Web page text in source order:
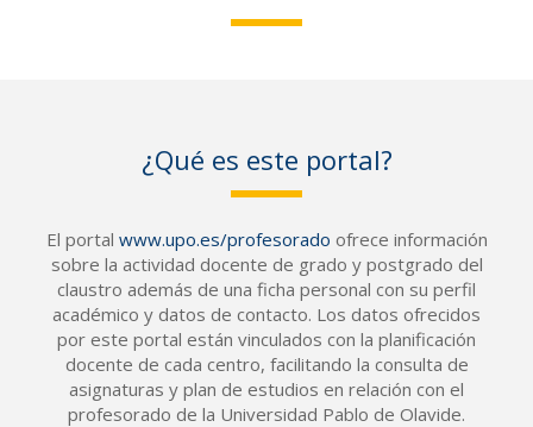
¿Qué es este portal?
El portal www.upo.es/profesorado ofrece información
sobre la actividad docente de grado y postgrado del
claustro además de una ficha personal con su perfil
académico y datos de contacto. Los datos ofrecidos
por este portal están vinculados con la planificación
docente de cada centro, facilitando la consulta de
asignaturas y plan de estudios en relación con el
profesorado de la Universidad Pablo de Olavide.